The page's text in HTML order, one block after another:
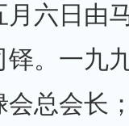
六日由
。一九
会总会长